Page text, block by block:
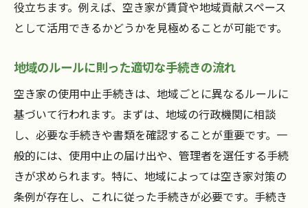
役立ちます。例えば、空き家が賃貸や地域貢献スペース
として活用できるかどうかを見極めることが可能です。
地域のルールに則った適切な手続きの流れ
空き家の使用中止手続きは、地域ごとに異なるルールに
基づいて行われます。まずは、地域の行政機関に相談
し、必要な手続きや書類を確認することが重要です。一
般的には、使用中止の届け出や、管理者を選任する手続
きが求められます。特に、地域によっては空き家対策の
条例が存在し、これに従った手続きが必要です。手続き